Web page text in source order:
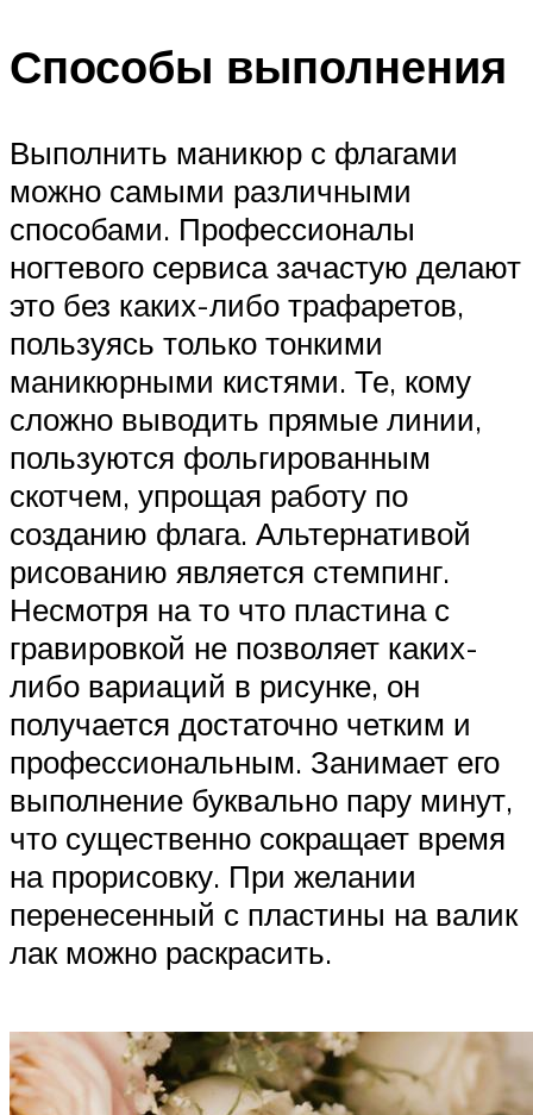
Способы выполнения
Выполнить маникюр с флагами
можно самыми различными
способами. Профессионалы
ногтевого сервиса зачастую делают
это без каких-либо трафаретов,
пользуясь только тонкими
маникюрными кистями. Те, кому
сложно выводить прямые линии,
пользуются фольгированным
скотчем, упрощая работу по
созданию флага. Альтернативой
рисованию является стемпинг.
Несмотря на то что пластина с
гравировкой не позволяет каких-
либо вариаций в рисунке, он
получается достаточно четким и
профессиональным. Занимает его
выполнение буквально пару минут,
что существенно сокращает время
на прорисовку. При желании
перенесенный с пластины на валик
лак можно раскрасить.